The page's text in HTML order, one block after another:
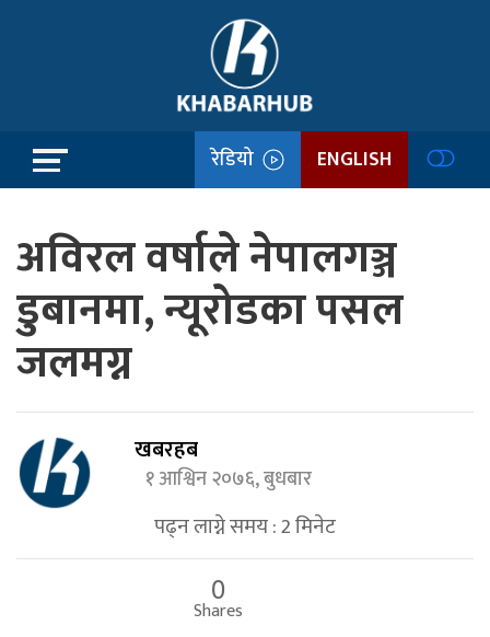
रेडियो ENGLISH
अविरल वर्षाले नेपालगञ्ज
डुबानमा, न्यूरोडका पसल
जलमग्न
खबरहब
१ आश्विन २०७६, बुधबार
पढ्न लाग्ने समय :2मिनेट
0
Shares